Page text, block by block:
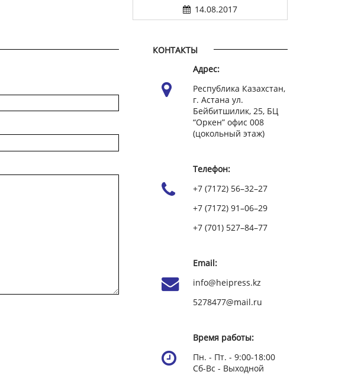
14.08.2017
КОНТАКТЫ
Адрес:
Республика Казахстан,
г. Астана ул.
Бейбитшилик, 25, БЦ
“Оркен” офис 008
(цокольный этаж)
Телефон:
+7 (7172) 56–32–27
+7 (7172) 91–06–29
+7 (701) 527–84–77
Email:
info@heipress.kz
5278477@mail.ru
Время работы:
Пн. - Пт. - 9:00-18:00
Сб-Вс - Выходной